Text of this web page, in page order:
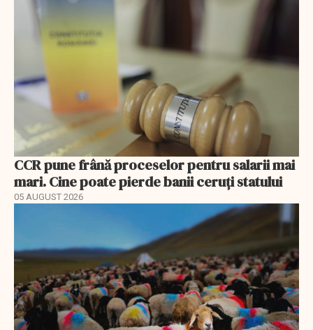
CCR pune frână proceselor pentru salarii mai
mari. Cine poate pierde banii ceruți statului
05 AUGUST 2026